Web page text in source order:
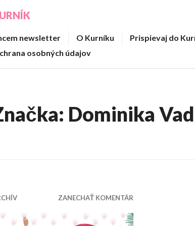
newsletter O Kurníku Prispievaj do
osobných údajov
Dominika
ZANECHAŤ KOMENTÁR